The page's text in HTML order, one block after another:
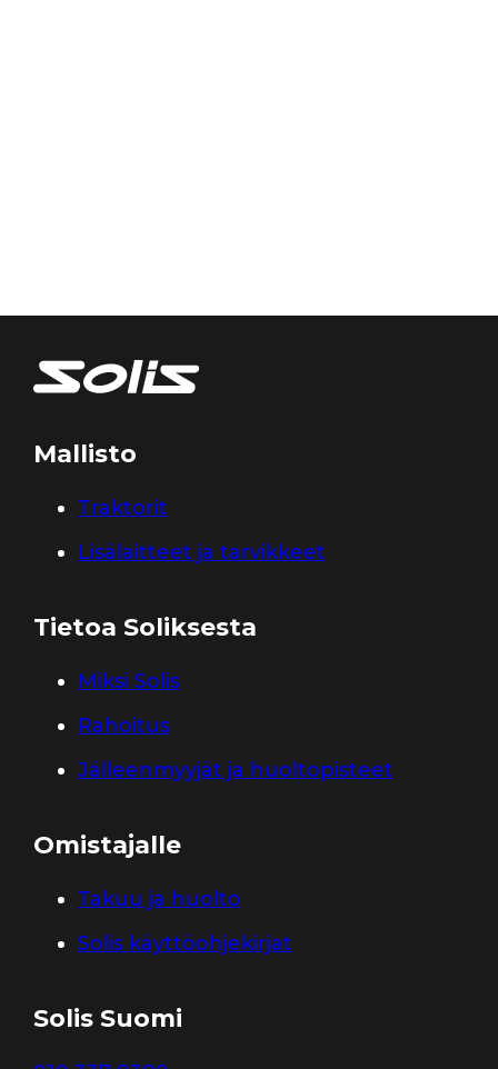
Mallisto
Traktorit
Lisälaitteet ja tarvikkeet
Tietoa Soliksesta
Miksi Solis
Rahoitus
Jälleenmyyjät ja huoltopisteet
Omistajalle
Takuu ja huolto
Solis käyttöohjekirjat
Solis Suomi